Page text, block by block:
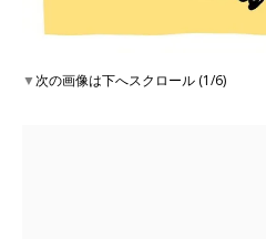
▼次の画像は下へスクロール (1/6)